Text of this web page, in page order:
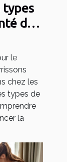
types
de
le
chez les
types de
la